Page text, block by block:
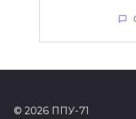
© 2026 ППУ-71